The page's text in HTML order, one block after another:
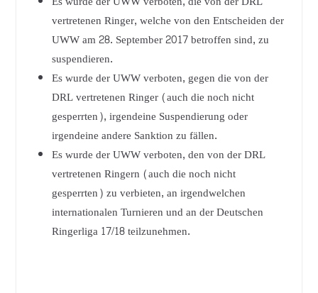
vertretenen Ringer, welche von den Entscheiden der
UWW am 28. September 2017 betroffen sind, zu
suspendieren.
Es wurde der UWW verboten, gegen die von der
DRL vertretenen Ringer (auch die noch nicht
gesperrten), irgendeine Suspendierung oder
irgendeine andere Sanktion zu fällen.
Es wurde der UWW verboten, den von der DRL
vertretenen Ringern (auch die noch nicht
gesperrten) zu verbieten, an irgendwelchen
internationalen Turnieren und an der Deutschen
Ringerliga 17/18 teilzunehmen.